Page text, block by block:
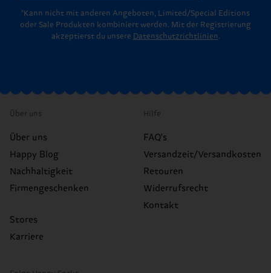
*Kann nicht mit anderen Angeboten, Limited/Special Editions
oder Sale Produkten kombiniert werden. Mit der Registrierung
akzeptierst du unsere Datenschutzrichtlinien.
Über uns
Über uns
Happy Blog
Nachhaltigkeit
Firmengeschenken
Stores
Karriere
Hilfe
FAQ's
Versandzeit/Versandkosten
Retouren
Widerrufsrecht
Kontakt